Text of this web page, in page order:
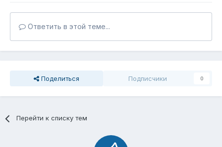
Ответить в этой теме...
Поделиться Подписчики 0
Перейти к списку тем